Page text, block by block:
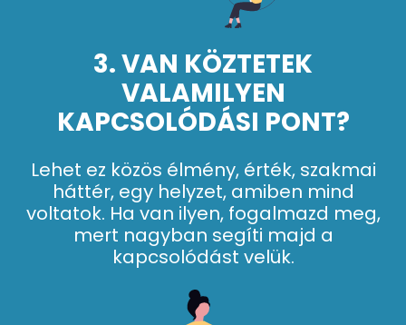
3. VAN KÖZTETEK
VALAMILYEN
KAPCSOLÓDÁSI PONT?
Lehet ez közös élmény, érték, szakmai
háttér, egy helyzet, amiben mind
voltatok. Ha van ilyen, fogalmazd meg,
mert nagyban segíti majd a
kapcsolódást velük.